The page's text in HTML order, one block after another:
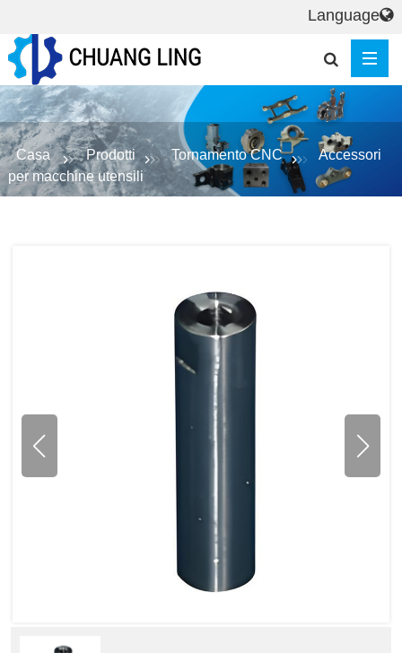
Casa Prodotti Tornamento CNC
Accessori
per macchine utensili
Language